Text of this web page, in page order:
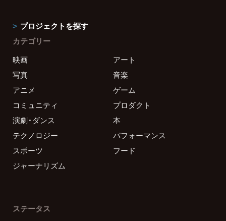
プロジェクトを探す
カテゴリー
映画
アート
写真
音楽
アニメ
ゲーム
コミュニティ
プロダクト
演劇・ダンス
本
テクノロジー
パフォーマンス
スポーツ
フード
ジャーナリズム
ステータス